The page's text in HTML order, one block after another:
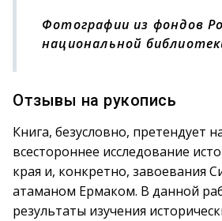
Фотографии из фондов
национальной
Отзывы на рукопись
Книга, безусловно, претендует
всестороннее исследование
края и, конкретно, завоевания
атаманом Ермаком. В данной
результаты изучения